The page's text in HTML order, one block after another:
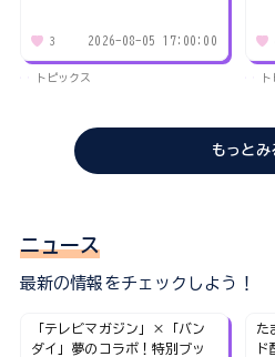
3 2026-08-05 17:00:00
トピックス
もっとみ
ニュース
最新の情報をチェックしよう！
「テレビマガジン」×「バン
ダイ」夢のコラボ！特別ブッ
た
ド